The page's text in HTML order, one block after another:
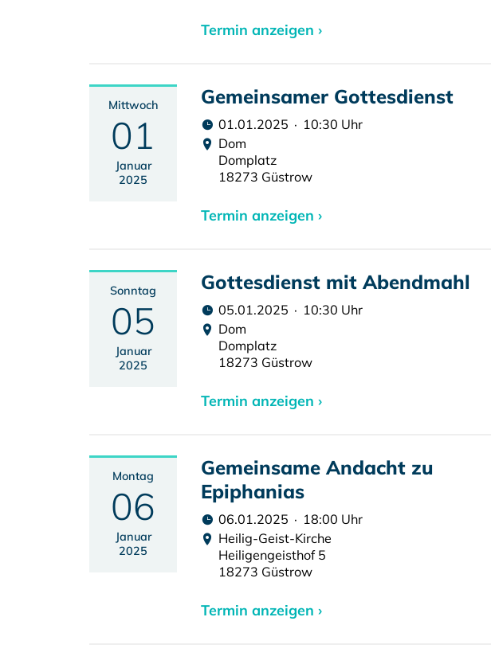
Termin anzeigen ›
Mittwoch
01
Januar
2025
Gemeinsamer Gottesdienst
01.01.2025 · 10:30 Uhr
Dom
Domplatz
18273 Güstrow
Termin anzeigen ›
Sonntag
05
Januar
2025
Gottesdienst mit Abendmahl
05.01.2025 · 10:30 Uhr
Dom
Domplatz
18273 Güstrow
Termin anzeigen ›
Montag
06
Januar
2025
Gemeinsame Andacht zu
Epiphanias
06.01.2025 · 18:00 Uhr
Heilig-Geist-Kirche
Heiligengeisthof 5
18273 Güstrow
Termin anzeigen ›